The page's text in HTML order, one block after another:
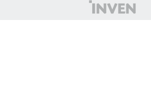
(주)
인